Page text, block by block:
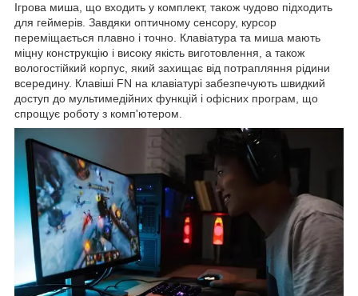
Ігрова миша, що входить у комплект, також чудово підходить
для геймерів. Завдяки оптичному сенсору, курсор
переміщається плавно і точно. Клавіатура та миша мають
міцну конструкцію і високу якість виготовлення, а також
вологостійкий корпус, який захищає від потрапляння рідини
всередину. Клавіші FN на клавіатурі забезпечують швидкий
доступ до мультимедійних функцій і офісних програм, що
спрощує роботу з комп'ютером.